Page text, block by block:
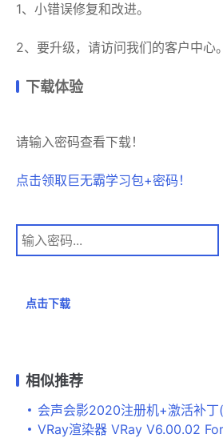
1、小错误修复和改进。
2、要升级，请访问我们的客户中心。
下载体验
请输入密码查看下载！
点击领取巨无霸学习包+密码！
点击下载
相似推荐
会声会影2020注册机+激活补
VRay渲染器 VRay V6.00.02 For Maya 2019/